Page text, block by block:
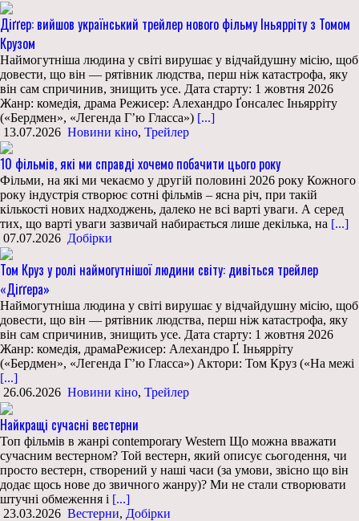
Діґґер: вийшов український трейлер нового фільму Іньярріту з Томом
Крузом
Наймогутніша людина у світі вирушає у відчайдушну місію, щоб
довести, що він — рятівник людства, перш ніж катастрофа, яку
він сам спричинив, знищить усе. Дата старту: 1 жовтня 2026
Жанр: комедія, драма Режисер: Алехандро Ґонсалес Іньярріту
(«Бердмен», «Легенда Гʼю Гласса») [...]
13.07.2026 Новини кіно, Трейлер
10 фільмів, які ми справді хочемо побачити цього року
Фільми, на які ми чекаємо у другій половині 2026 року Кожного
року індустрія створює сотні фільмів – ясна річ, при такій
кількості нових надходжень, далеко не всі варті уваги. А серед
тих, що варті уваги зазвичай набирається лише декілька, на [...]
07.07.2026 Добірки
Том Круз у ролі наймогутнішої людини світу: дивіться трейлер
«Діґґера»
Наймогутніша людина у світі вирушає у відчайдушну місію, щоб
довести, що він — рятівник людства, перш ніж катастрофа, яку
він сам спричинив, знищить усе. Дата старту: 1 жовтня 2026
Жанр: комедія, драмаРежисер: Алехандро Ґ. Іньярріту
(«Бердмен», «Легенда Гʼю Гласса») Актори: Том Круз («На межі
[...]
26.06.2026 Новини кіно, Трейлер
Найкращі сучасні вестерни
Топ фільмів в жанрі contemporary Western Що можна вважати
сучасним вестерном? Той вестерн, який описує сьогодення, чи
просто вестерн, створений у наші часи (за умови, звісно що він
додає щось нове до звичного жанру)? Ми не стали створювати
штучні обмеження і [...]
23.03.2026 Вестерни, Добірки